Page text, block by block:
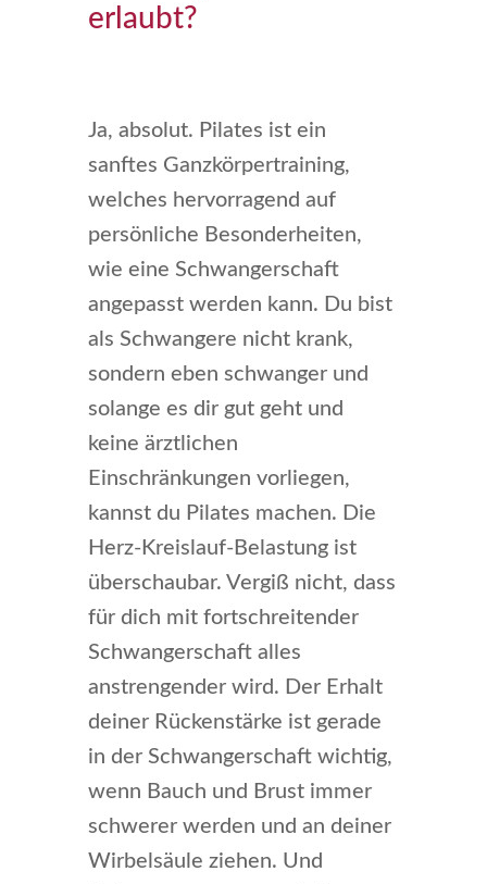
erlaubt?
Ja, absolut. Pilates ist ein
sanftes Ganzkörpertraining,
welches hervorragend auf
persönliche Besonderheiten,
wie eine Schwangerschaft
angepasst werden kann. Du bist
als Schwangere nicht krank,
sondern eben schwanger und
solange es dir gut geht und
keine ärztlichen
Einschränkungen vorliegen,
kannst du Pilates machen. Die
Herz-Kreislauf-Belastung ist
überschaubar. Vergiß nicht, dass
für dich mit fortschreitender
Schwangerschaft alles
anstrengender wird. Der Erhalt
deiner Rückenstärke ist gerade
in der Schwangerschaft wichtig,
wenn Bauch und Brust immer
schwerer werden und an deiner
Wirbelsäule ziehen. Und